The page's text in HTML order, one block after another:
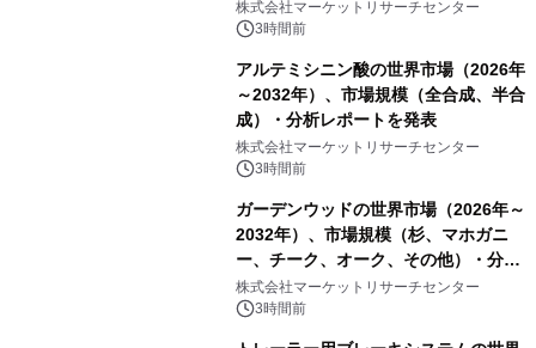
ーおよびモニタリングシステム、その
他）・分析レポートを発表
株式会社マーケットリサーチセンター
3時間前
アルテミシニン酸の世界市場（2026年
～2032年）、市場規模（全合成、半合
成）・分析レポートを発表
株式会社マーケットリサーチセンター
3時間前
ガーデンウッドの世界市場（2026年～
2032年）、市場規模（杉、マホガニ
ー、チーク、オーク、その他）・分析
レポートを発表
株式会社マーケットリサーチセンター
3時間前